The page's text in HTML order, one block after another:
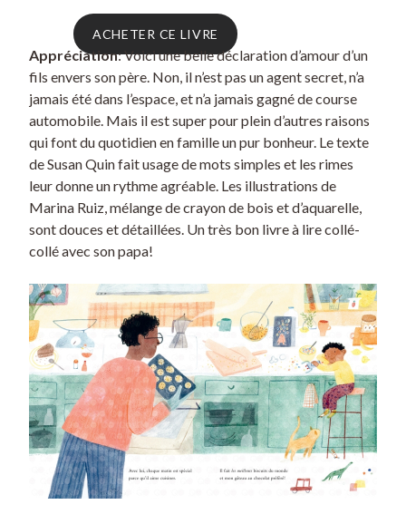
ACHETER CE LIVRE
Appréciation: Voici une belle déclaration d’amour d’un
fils envers son père. Non, il n’est pas un agent secret, n’a
jamais été dans l’espace, et n’a jamais gagné de course
automobile. Mais il est super pour plein d’autres raisons
qui font du quotidien en famille un pur bonheur. Le texte
de Susan Quin fait usage de mots simples et les rimes
leur donne un rythme agréable. Les illustrations de
Marina Ruiz, mélange de crayon de bois et d’aquarelle,
sont douces et détaillées. Un très bon livre à lire collé-
collé avec son papa!